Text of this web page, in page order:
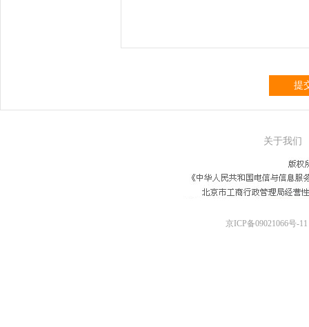
提
关于我们
京ICP备09021066号-11